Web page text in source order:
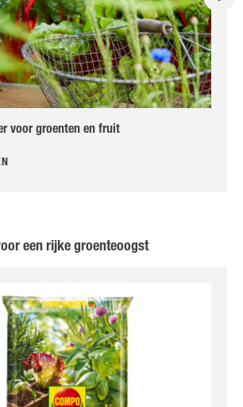
voor groenten en fruit
een rijke groenteoogst